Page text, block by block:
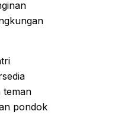
teman
pondok